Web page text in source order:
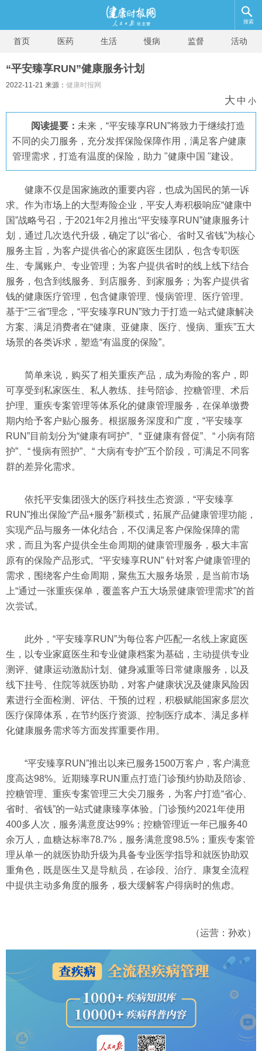
搜索
首页 医药 生活 慢病 监督 活动
“平安臻享RUN”健康服务计划
2022-11-21 来源： 健康时报网
大 中 小
阅读提要： 未来，“平安臻享RUN”将致力于继续打造
不同的尖刀服务，充分发挥保险保障作用，满足客户健康
管理需求，打造有温度的保险，助力 "健康中国 "建设。
健康不仅是国家施政的重要内容，也成为国民的第一诉
求。作为市场上的大型寿险企业，平安人寿积极响应“健康中
国”战略号召，于2021年2月推出“平安臻享RUN”健康服务计
划，通过几次迭代升级，确定了以“省心、省时又省钱”为核心
服务主旨，为客户提供省心的家庭医生团队，包含专职医
生、专属账户、专业管理；为客户提供省时的线上线下结合
服务，包含到线服务、到店服务、到家服务；为客户提供省
钱的健康医疗管理，包含健康管理、慢病管理、医疗管理。
基于“三省”理念，“平安臻享RUN”致力于打造一站式健康解决
方案、满足消费者在“健康、亚健康、医疗、慢病、重疾”五大
场景的各类诉求，塑造“有温度的保险”。
简单来说，购买了相关重疾产品，成为寿险的客户，即
可享受到私家医生、私人教练、挂号陪诊、控糖管理、术后
护理、重疾专案管理等体系化的健康管理服务，在保单缴费
期内给予客户贴心服务。根据服务深度和广度，“平安臻享
RUN”目前划分为“健康有呵护”、“ 亚健康有督促”、“ 小病有陪
护”、“ 慢病有照护”、“ 大病有专护”五个阶段，可满足不同客
群的差异化需求。
依托平安集团强大的医疗科技生态资源，“平安臻享
RUN”推出保险“产品+服务”新模式，拓展产品健康管理功能，
实现产品与服务一体化结合，不仅满足客户保险保障的需
求，而且为客户提供全生命周期的健康管理服务，极大丰富
原有的保险产品形式。“平安臻享RUN” 针对客户健康管理的
需求，围绕客户生命周期，聚焦五大服务场景，是当前市场
上“通过一张重疾保单，覆盖客户五大场景健康管理需求”的首
次尝试。
此外，“平安臻享RUN”为每位客户匹配一名线上家庭医
生，以专业家庭医生和专业健康档案为基础，主动提供专业
测评、健康运动激励计划、健身减重等日常健康服务，以及
线下挂号、住院等就医协助，对客户健康状况及健康风险因
素进行全面检测、评估、干预的过程，积极赋能国家多层次
医疗保障体系，在节约医疗资源、控制医疗成本、满足多样
化健康服务需求等方面发挥重要作用。
“平安臻享RUN”推出以来已服务1500万客户，客户满意
度高达98%。近期臻享RUN重点打造门诊预约协助及陪诊、
控糖管理、重疾专案管理三大尖刀服务，为客户打造“省心、
省时、省钱”的一站式健康臻享体验。门诊预约2021年使用
400多人次，服务满意度达99%；控糖管理近一年已服务40
余万人，血糖达标率78.7%，服务满意度98.5%；重疾专案管
理从单一的就医协助升级为具备专业医学指导和就医协助双
重角色，既是医生又是导航员，在诊段、治疗、康复全流程
中提供主动多角度的服务，极大缓解客户得病时的焦虑。
（运营：孙欢）